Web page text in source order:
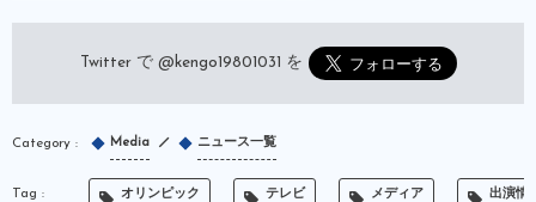
Twitter で @kengo19801031 を
Media ニュース一覧
オリンピック テレビ メディア 出演情